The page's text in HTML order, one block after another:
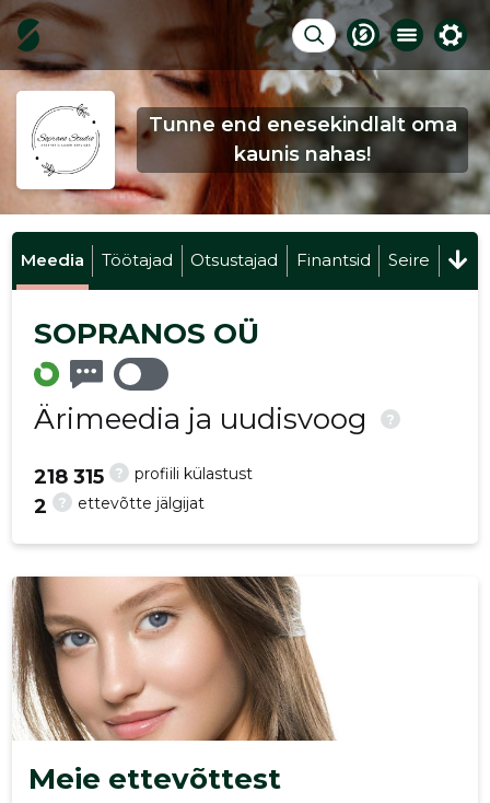
Tunne end enesekindlalt oma
kaunis nahas!
Meedia Töötajad Otsustajad Finantsid Seire
SOPRANOS OÜ
Ärimeedia ja uudisvoog ?
? profiili külastust
218 315
? ettevõtte jälgijat
2
Meie ettevõttest